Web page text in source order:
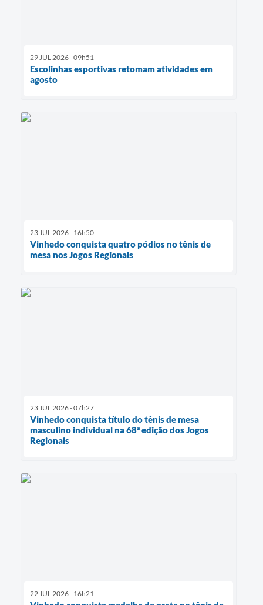
29 JUL 2026 - 09h51
Escolinhas esportivas retomam atividades em
agosto
23 JUL 2026 - 16h50
Vinhedo conquista quatro pódios no tênis de
mesa nos Jogos Regionais
23 JUL 2026 - 07h27
Vinhedo conquista título do tênis de mesa
masculino individual na 68ª edição dos Jogos
Regionais
22 JUL 2026 - 16h21